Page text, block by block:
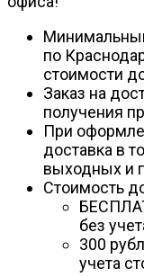
по
стоимости
Заказ на
получения
При
доставка в
выходных и
Стоимость
без
300
учета